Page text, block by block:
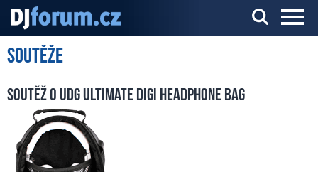
Server o DJ technice a DJingu
Soutěže
Soutěž o UDG Ultimate DIGI Headphone Bag